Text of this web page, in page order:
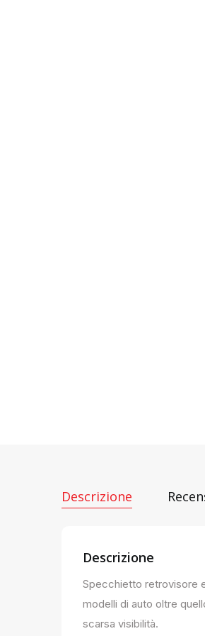
Descrizione
Descrizione
Specchietto retrovisore
modelli di auto oltre
scarsa visibilità.